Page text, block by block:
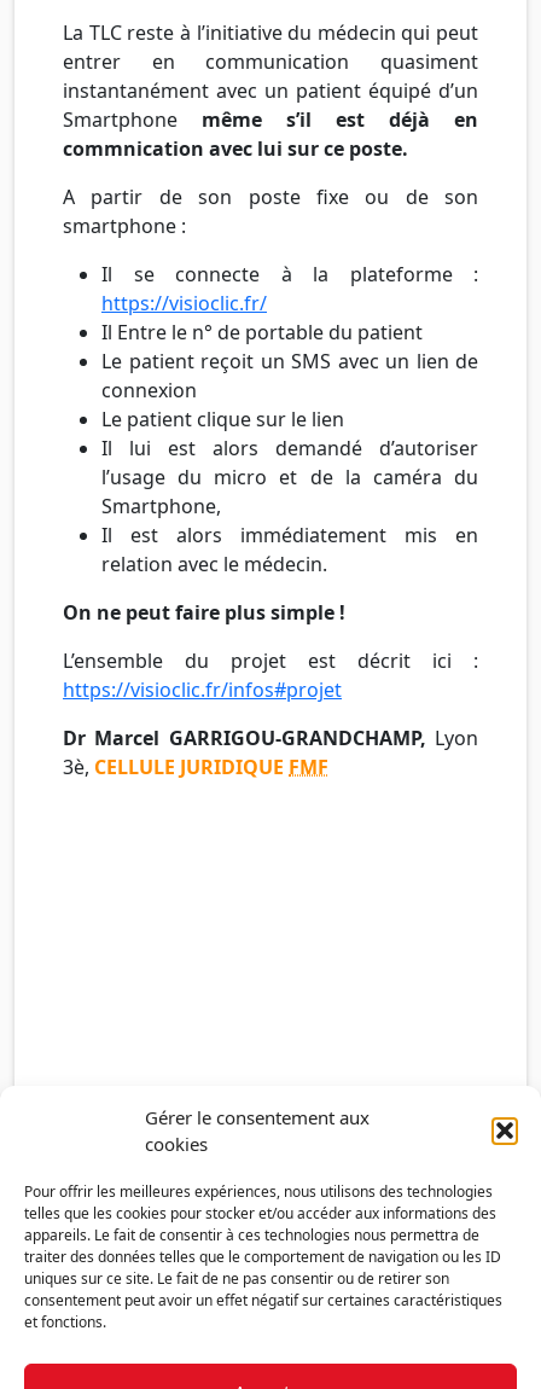
Gérer le consentement aux
cookies
Pour offrir les meilleures expériences, nous utilisons des technologies
telles que les cookies pour stocker et/ou accéder aux informations des
appareils. Le fait de consentir à ces technologies nous permettra de
traiter des données telles que le comportement de navigation ou les ID
uniques sur ce site. Le fait de ne pas consentir ou de retirer son
consentement peut avoir un effet négatif sur certaines caractéristiques
et fonctions.
La TLC reste à l’initiative du médecin qui peut
entrer en communication quasiment
instantanément avec un patient équipé d’un
Smartphone même s’il est déjà en
commnication avec lui sur ce poste.
A partir de son poste fixe ou de son
smartphone :
Il se connecte à la plateforme :
https://visioclic.fr/
Il Entre le n° de portable du patient
Le patient reçoit un SMS avec un lien de
connexion
Le patient clique sur le lien
Il lui est alors demandé d’autoriser
l’usage du micro et de la caméra du
Smartphone,
Il est alors immédiatement mis en
relation avec le médecin.
On ne peut faire plus simple !
L’ensemble du projet est décrit ici :
https://visioclic.fr/infos#projet
Dr Marcel GARRIGOU-GRANDCHAMP, Lyon
3è, CELLULE JURIDIQUE FMF